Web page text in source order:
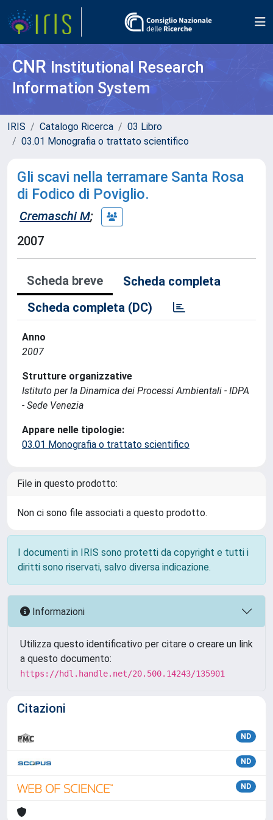
CNR Institutional Research
Information System
IRIS Catalogo Ricerca
03 Libro
03.01 Monografia o trattato scientifico
Gli scavi nella terramare Santa Rosa
di Fodico di Poviglio.
Cremaschi M;
2007
Scheda breve
Scheda completa
Scheda completa (DC)
Anno
2007
Strutture organizzative
Istituto per la Dinamica dei Processi Ambientali - IDPA
- Sede Venezia
Appare nelle tipologie:
03.01 Monografia o trattato scientifico
File in questo prodotto:
Non ci sono file associati a questo prodotto.
I documenti in IRIS sono protetti da copyright e tutti i
diritti sono riservati, salvo diversa indicazione.
Informazioni
Utilizza questo identificativo per citare o creare un link
a questo documento:
https://hdl.handle.net/20.500.14243/135901
Citazioni
ND
ND
ND